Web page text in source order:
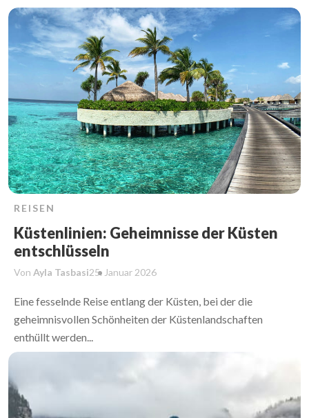
REISEN
Küstenlinien: Geheimnisse der Küsten
entschlüsseln
Von Ayla Tasbasi25. Januar 2026
Eine fesselnde Reise entlang der Küsten, bei der die
geheimnisvollen Schönheiten der Küstenlandschaften
enthüllt werden...